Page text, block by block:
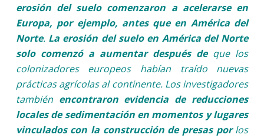
erosión del suelo comenzaron a acelerarse en
Europa, por ejemplo, antes que en América del
Norte. La erosión del suelo en América del Norte
solo comenzó a aumentar después deque los
colonizadores europeos habían traído nuevas
prácticas agrícolas al continente. Los investigadores
también encontraron evidencia de reducciones
locales de sedimentación en momentos y lugares
vinculados con la construcción de presas porlos